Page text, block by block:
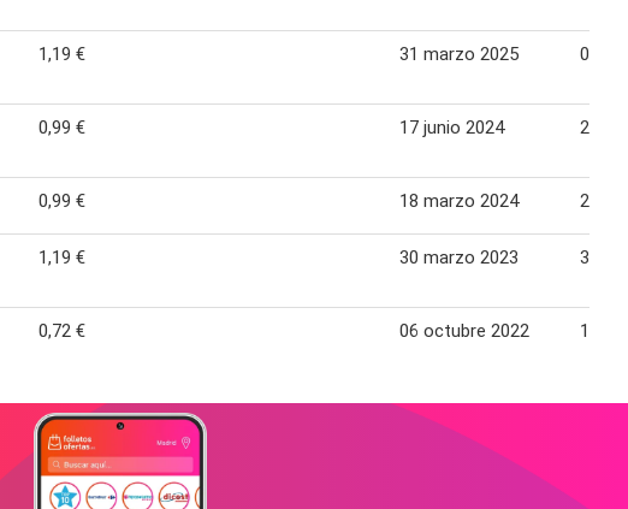
1,19 € 31 marzo 2025 06
0,99 € 17 junio 2024 23
0,99 € 18 marzo 2024 24
1,19 € 30 marzo 2023 31
0,72 € 06 octubre 2022 12